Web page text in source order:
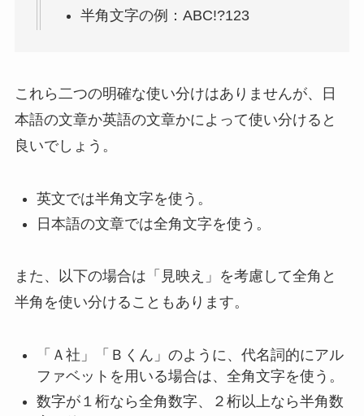
半角文字の例：ABC!?123
これら二つの明確な使い分けはありませんが、日
本語の文章か英語の文章かによって使い分けると
良いでしょう。
英文では半角文字を使う。
日本語の文章では全角文字を使う。
また、以下の場合は「見映え」を考慮して全角と
半角を使い分けることもあります。
「Ａ社」「Ｂくん」のように、代名詞的にアル
ファベットを用いる場合は、全角文字を使う。
数字が１桁なら全角数字、２桁以上なら半角数